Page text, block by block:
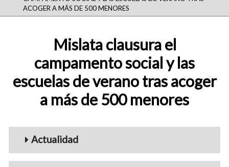
DE
ACOGER A MÁS DE 500 MENORES
Mislata clausura el
campamento social y las
escuelas de verano tras acoger
a más de 500 menores
Menu_Videos
Actualidad